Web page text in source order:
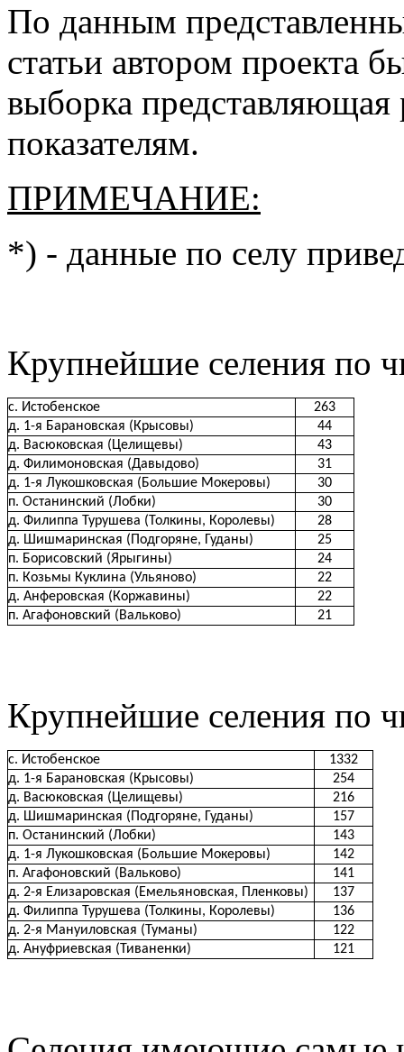
По данным
статьи автором проекта
выборка
показателям.
ПРИМЕЧАНИЕ:
*) - данные по селу
Крупнейшие селения по
с. Истобенское
263
д. 1-я Барановская (Крысовы)
44
д. Васюковская (Целищевы)
43
д. Филимоновская (Давыдово)
31
д. 1-я Лукошковская (Большие Мокеровы)
30
п. Останинский (Лобки)
30
д. Филиппа Турушева (Толкины, Королевы)
28
д. Шишмаринская (Подгоряне, Гуданы)
25
п. Борисовский (Ярыгины)
24
п. Козьмы Куклина (Ульяново)
22
д. Анферовская (Коржавины)
22
п. Агафоновский (Вальково)
21
Крупнейшие селения по
с. Истобенское
1332
д. 1-я Барановская (Крысовы)
254
д. Васюковская (Целищевы)
216
д. Шишмаринская (Подгоряне, Гуданы)
157
п. Останинский (Лобки)
143
д. 1-я Лукошковская (Большие Мокеровы)
142
п. Агафоновский (Вальково)
141
д. 2-я Елизаровская (Емельяновская, Пленковы)
137
д. Филиппа Турушева (Толкины, Королевы)
136
д. 2-я Мануиловская (Туманы)
122
д. Ануфриевская (Тиваненки)
121